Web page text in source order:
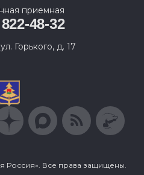
приемная
48-32
Горького, д. 17
Россия». Все права защищены.